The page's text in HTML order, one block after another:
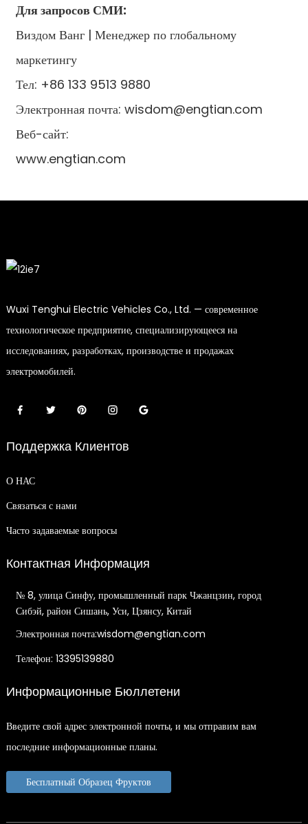
Для запросов СМИ:
Виздом Ванг | Менеджер по глобальному
маркетингу
Тел: +86 133 9513 9880
Электронная почта: wisdom@engtian.com
Веб-сайт:
www.engtian.com
Wuxi Tenghui Electric Vehicles Co., Ltd. — современное
технологическое предприятие, специализирующееся на
исследованиях, разработках, производстве и продажах
электромобилей.
Поддержка Клиентов
О НАС
Связаться с нами
Часто задаваемые вопросы
Контактная Информация
№ 8, улица Синфу, промышленный парк Чжанцзин, город
Сибэй, район Сишань, Уси, Цзянсу, Китай
Электронная почта:wisdom@engtian.com
Телефон: 13395139880
Информационные Бюллетени
Введите свой адрес электронной почты, и мы отправим вам
последние информационные планы.
Бесплатный Образец Фруктов